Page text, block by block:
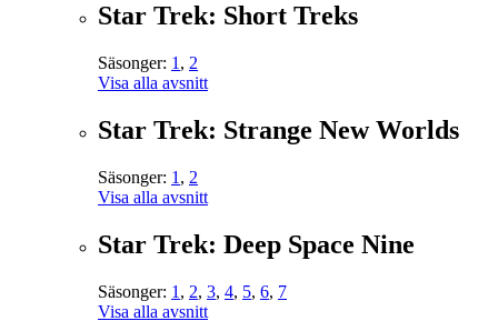
Star Trek: Short Treks
Säsonger: 1 , 2
Visa alla avsnitt
Star Trek: Strange New Worlds
Säsonger: 1 , 2
Visa alla avsnitt
Star Trek: Deep Space Nine
Säsonger: 1 , 2, 3, 4, 5, 6, 7
Visa alla avsnitt